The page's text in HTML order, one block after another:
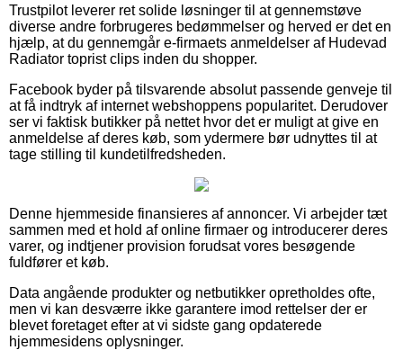
Trustpilot leverer ret solide løsninger til at gennemstøve
diverse andre forbrugeres bedømmelser og herved er det en
hjælp, at du gennemgår e-firmaets anmeldelser af Hudevad
Radiator toprist clips inden du shopper.
Facebook byder på tilsvarende absolut passende genveje til
at få indtryk af internet webshoppens popularitet. Derudover
ser vi faktisk butikker på nettet hvor det er muligt at give en
anmeldelse af deres køb, som ydermere bør udnyttes til at
tage stilling til kundetilfredsheden.
Denne hjemmeside finansieres af annoncer. Vi arbejder tæt
sammen med et hold af online firmaer og introducerer deres
varer, og indtjener provision forudsat vores besøgende
fuldfører et køb.
Data angående produkter og netbutikker opretholdes ofte,
men vi kan desværre ikke garantere imod rettelser der er
blevet foretaget efter at vi sidste gang opdaterede
hjemmesidens oplysninger.